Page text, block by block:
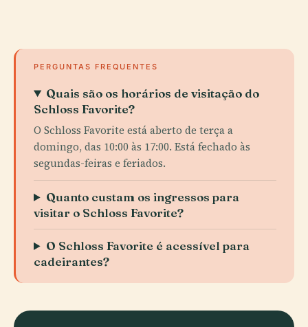
PERGUNTAS FREQUENTES
Quais são os horários de visitação do
Schloss Favorite?
O Schloss Favorite está aberto de terça a
domingo, das 10:00 às 17:00. Está fechado às
segundas-feiras e feriados.
Quanto custam os ingressos para
visitar o Schloss Favorite?
O Schloss Favorite é acessível para
cadeirantes?